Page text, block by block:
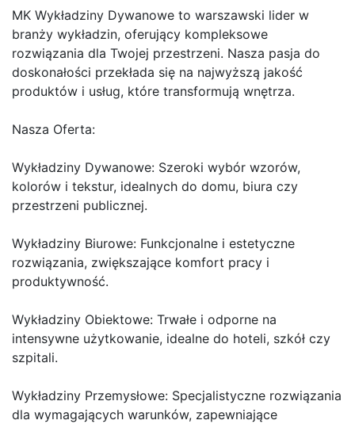
MK Wykładziny Dywanowe to warszawski lider w
branży wykładzin, oferujący kompleksowe
rozwiązania dla Twojej przestrzeni. Nasza pasja do
doskonałości przekłada się na najwyższą jakość
produktów i usług, które transformują wnętrza.
Nasza Oferta:
Wykładziny Dywanowe: Szeroki wybór wzorów,
kolorów i tekstur, idealnych do domu, biura czy
przestrzeni publicznej.
Wykładziny Biurowe: Funkcjonalne i estetyczne
rozwiązania, zwiększające komfort pracy i
produktywność.
Wykładziny Obiektowe: Trwałe i odporne na
intensywne użytkowanie, idealne do hoteli, szkół czy
szpitali.
Wykładziny Przemysłowe: Specjalistyczne rozwiązania
dla wymagających warunków, zapewniające